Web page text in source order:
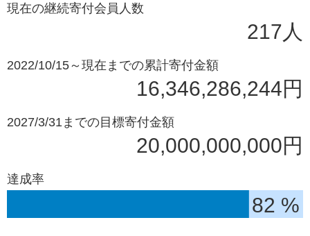
現在の継続寄付会員人数
217人
2022/10/15～現在までの累計寄付金額
16,346,286,244円
2027/3/31までの目標寄付金額
20,000,000,000円
達成率
82 %